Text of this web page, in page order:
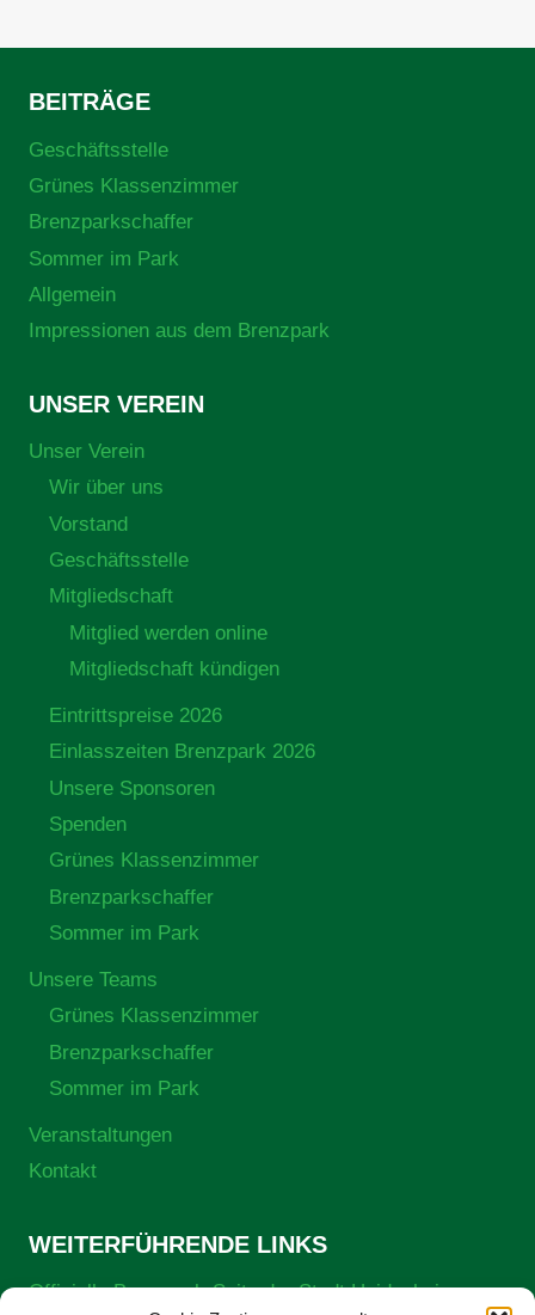
BEITRÄGE
Geschäftsstelle
Grünes Klassenzimmer
Brenzparkschaffer
Sommer im Park
Allgemein
Impressionen aus dem Brenzpark
UNSER VEREIN
Unser Verein
Wir über uns
Vorstand
Geschäftsstelle
Mitgliedschaft
Mitglied werden online
Mitgliedschaft kündigen
Eintrittspreise 2026
Einlasszeiten Brenzpark 2026
Unsere Sponsoren
Spenden
Grünes Klassenzimmer
Brenzparkschaffer
Sommer im Park
Unsere Teams
Grünes Klassenzimmer
Brenzparkschaffer
Sommer im Park
Veranstaltungen
Kontakt
WEITERFÜHRENDE LINKS
Offizielle Brenzpark-Seite der Stadt Heidenheim